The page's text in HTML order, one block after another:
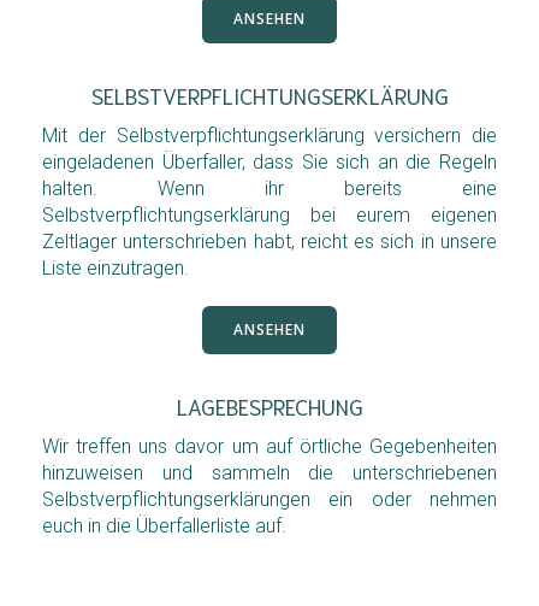
ANSEHEN
SELBSTVERPFLICHTUNGSERKLÄRUNG
Mit der Selbstverpflichtungserklärung versichern die
eingeladenen Überfaller, dass Sie sich an die Regeln
halten. Wenn ihr bereits eine
Selbstverpflichtungserklärung bei eurem eigenen
Zeltlager unterschrieben habt, reicht es sich in unsere
Liste einzutragen.
ANSEHEN
LAGEBESPRECHUNG
Wir treffen uns davor um auf örtliche Gegebenheiten
hinzuweisen und sammeln die unterschriebenen
Selbstverpflichtungserklärungen ein oder nehmen
euch in die Überfallerliste auf.